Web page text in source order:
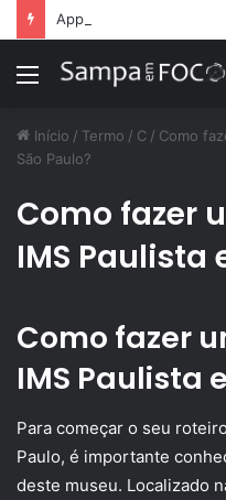
Menu
Início / Termo / C / Como
São Paulo?
Como fazer
IMS Paulista
Como fazer
IMS Paulista
Para começar o seu
Paulo, é importante
deste museu. Localizado